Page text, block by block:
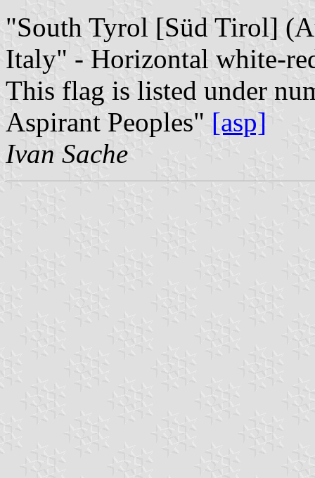
"South Tyrol [Süd Tirol]
Italy" - Horizontal white-
This flag is listed under
Aspirant Peoples" [asp]
Ivan Sache